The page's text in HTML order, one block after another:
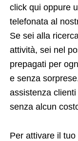
click qui oppure
telefonata al
Se sei alla
attività, sei nel
prepagati per
e senza
assistenza
senza alcun
Per attivare il